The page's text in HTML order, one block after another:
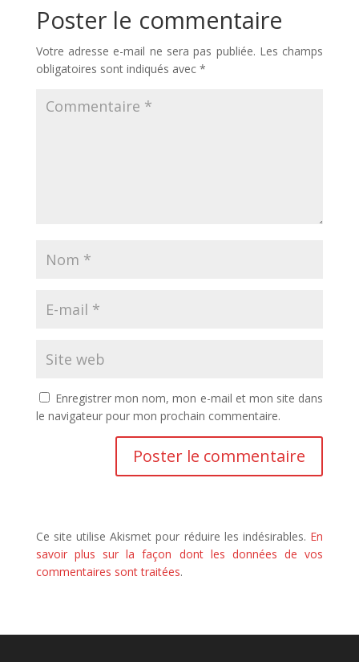
Poster le commentaire
Votre adresse e-mail ne sera pas publiée. Les champs
obligatoires sont indiqués avec *
Enregistrer mon nom, mon e-mail et mon site dans
le navigateur pour mon prochain commentaire.
Ce site utilise Akismet pour réduire les indésirables. En
savoir plus sur la façon dont les données de vos
commentaires sont traitées.